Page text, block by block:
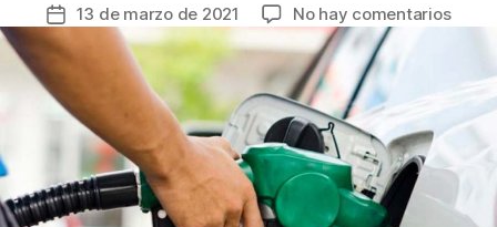
c
e
b
o
o
k
itt
er
ail er
e
st
m
p
ar
tir
Fecha
de
entrada
13 de marzo de 2021 No hay comentariosen
la